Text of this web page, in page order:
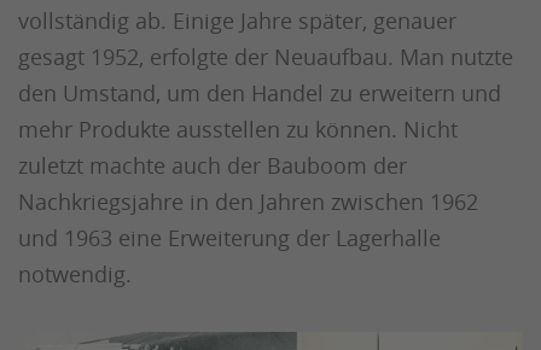
vollständig ab. Einige Jahre später, genauer
gesagt 1952, erfolgte der Neuaufbau. Man nutzte
den Umstand, um den Handel zu erweitern und
mehr Produkte ausstellen zu können. Nicht
zuletzt machte auch der Bauboom der
Nachkriegsjahre in den Jahren zwischen 1962
und 1963 eine Erweiterung der Lagerhalle
notwendig.